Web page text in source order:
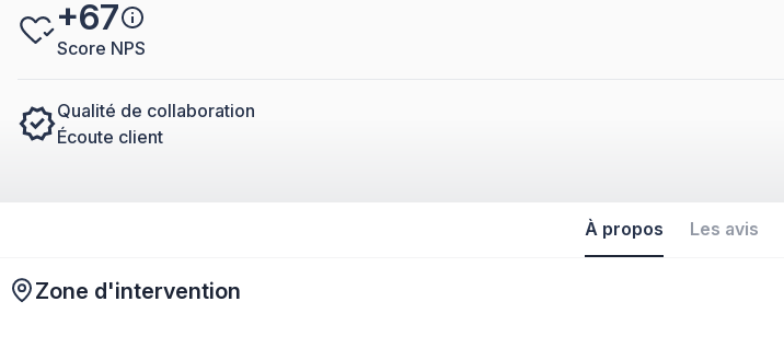
+67
Score NPS
Qualité de collaboration
Écoute client
À propos Les avis
Zone d'intervention